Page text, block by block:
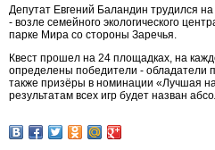
Депутат Евгений Баландин трудился
- возле семейного экологического
парке Мира со стороны Заречья.
Квест прошел на 24 площадках, на
определены победители - обладатели
также призёры в номинации «Лучшая
результатам всех игр будет назван